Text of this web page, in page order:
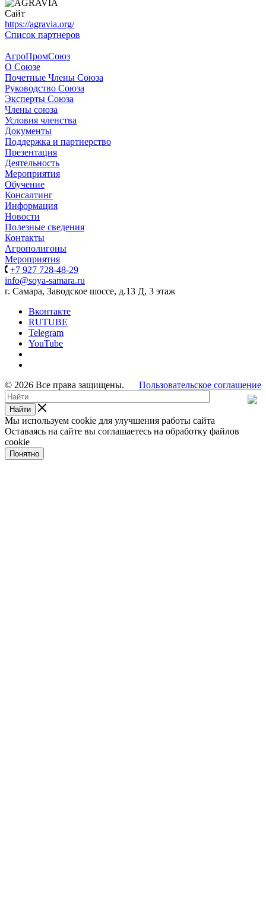
Сайт
https://agravia.org/
Список партнеров
АгроПромСоюз
О Союзе
Почетные Члены Союза
Руководство Союза
Эксперты Союза
Члены союза
Условия членства
Документы
Поддержка и партнерство
Презентация
Деятельность
Мероприятия
Обучение
Консалтинг
Информация
Новости
Полезные сведения
Контакты
Агрополигоны
Мероприятия
+7 927 728-48-29
info@soya-samara.ru
г. Самара, Заводское шоссе, д.13 Д, 3 этаж
Вконтакте
RUTUBE
Telegram
YouTube
Пользовательское соглашение
© 2026 Все права защищены.
Найти
Мы используем cookie для улучшения работы сайта
Оставаясь на сайте вы соглашаетесь на обработку файлов
cookie
Понятно